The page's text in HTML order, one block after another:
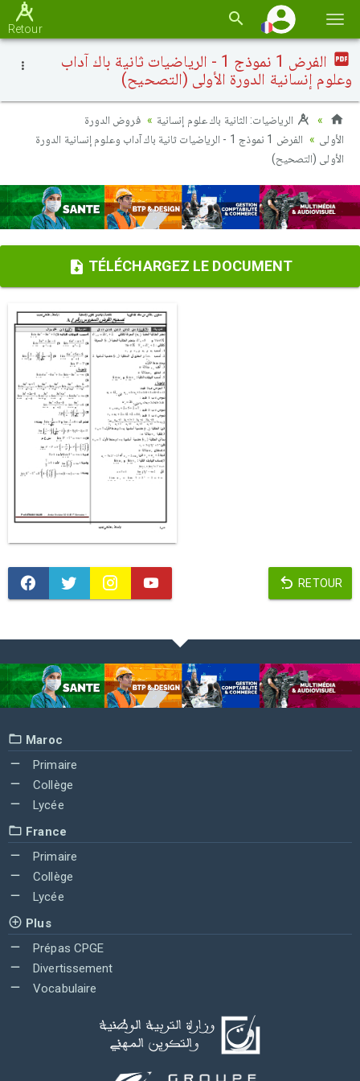
la
Retour
الفرض 1 نموذج 1 - الرياضيات ثانية باك آداب
وعلوم إنسانية الدورة الأولى (التصحيح)
الرياضيات: الثانية باك علوم إنسانية
فروض الدورة
الأولى
الفرض 1 نموذج 1 - الرياضيات ثانية باك آداب وعلوم إنسانية الدورة
الأولى (التصحيح)
TÉLÉCHARGEZ LE DOCUMENT
RETOUR
Maroc
Primaire
Collège
Lycée
France
Primaire
Collège
Lycée
Plus
Prépas CPGE
Divertissement
Vocabulaire